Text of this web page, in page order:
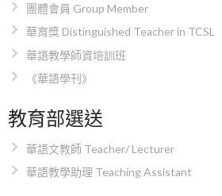
團體會員 Group Member
華育獎 Distinguished Teacher in TCSL
華語教學師資培訓班
《華語學刊》
教育部選送
華語文教師 Teacher/ Lecturer
華語教學助理 Teaching Assistant